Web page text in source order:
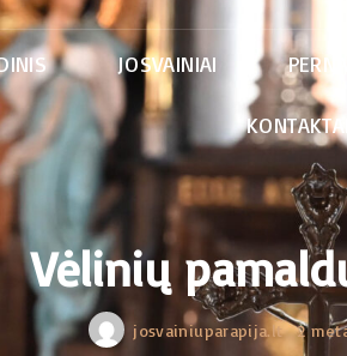
JOSVAINIAI
Vėlinių
josvainiuparapija.lt 2